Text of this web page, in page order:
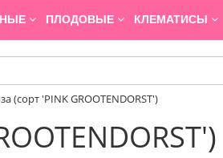
ПЛОДОВЫЕ КЛЕМАТИСЫ
(сорт 'PINK GROOTENDORST')